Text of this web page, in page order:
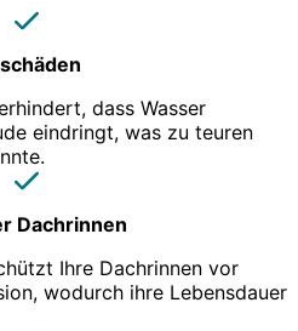
dass Wasser
eindringt, was zu teuren
Dachrinnen
Ihre Dachrinnen vor
wodurch ihre Lebensdauer